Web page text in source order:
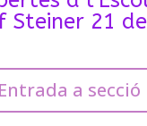
21
Entrada a secció